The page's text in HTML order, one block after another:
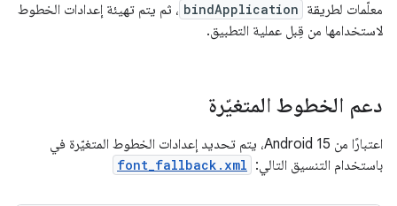
معلّمات لطريقة bindApplication ، ثم يتم تهيئة إعدادات الخطوط
لاستخدامها من قِبل عملية التطبيق.
دعم الخطوط المتغيّرة
اعتبارًا من Android 15، يتم تحديد إعدادات الخطوط المتغيّرة في
باستخدام التنسيق التالي: font_fallback.xml